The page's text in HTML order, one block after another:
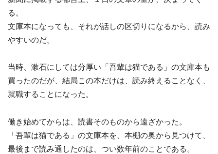
る。
文庫本になっても、それが話しの区切りになるから、読み
やすいのだ。
当時、漱石にしては分厚い「吾輩は猫である」の文庫本も
買ったのだが、結局この本だけは、読み終えることなく、
就職することになった。
働き始めてからは、読書そのものから遠ざかった。
「吾輩は猫である」の文庫本を、本棚の奥から見つけて、
最後まで読み通したのは、つい数年前のことである。